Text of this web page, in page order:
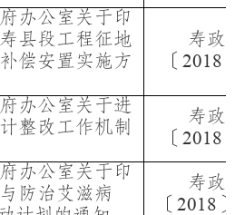
办公室关于印
县段工程征地
偿安置实施方
寿政
〔 2018
办公室关于进
整改工作机制
寿政
〔 2018
办公室关于印
防治艾滋病
寿政
〔 2018 〕